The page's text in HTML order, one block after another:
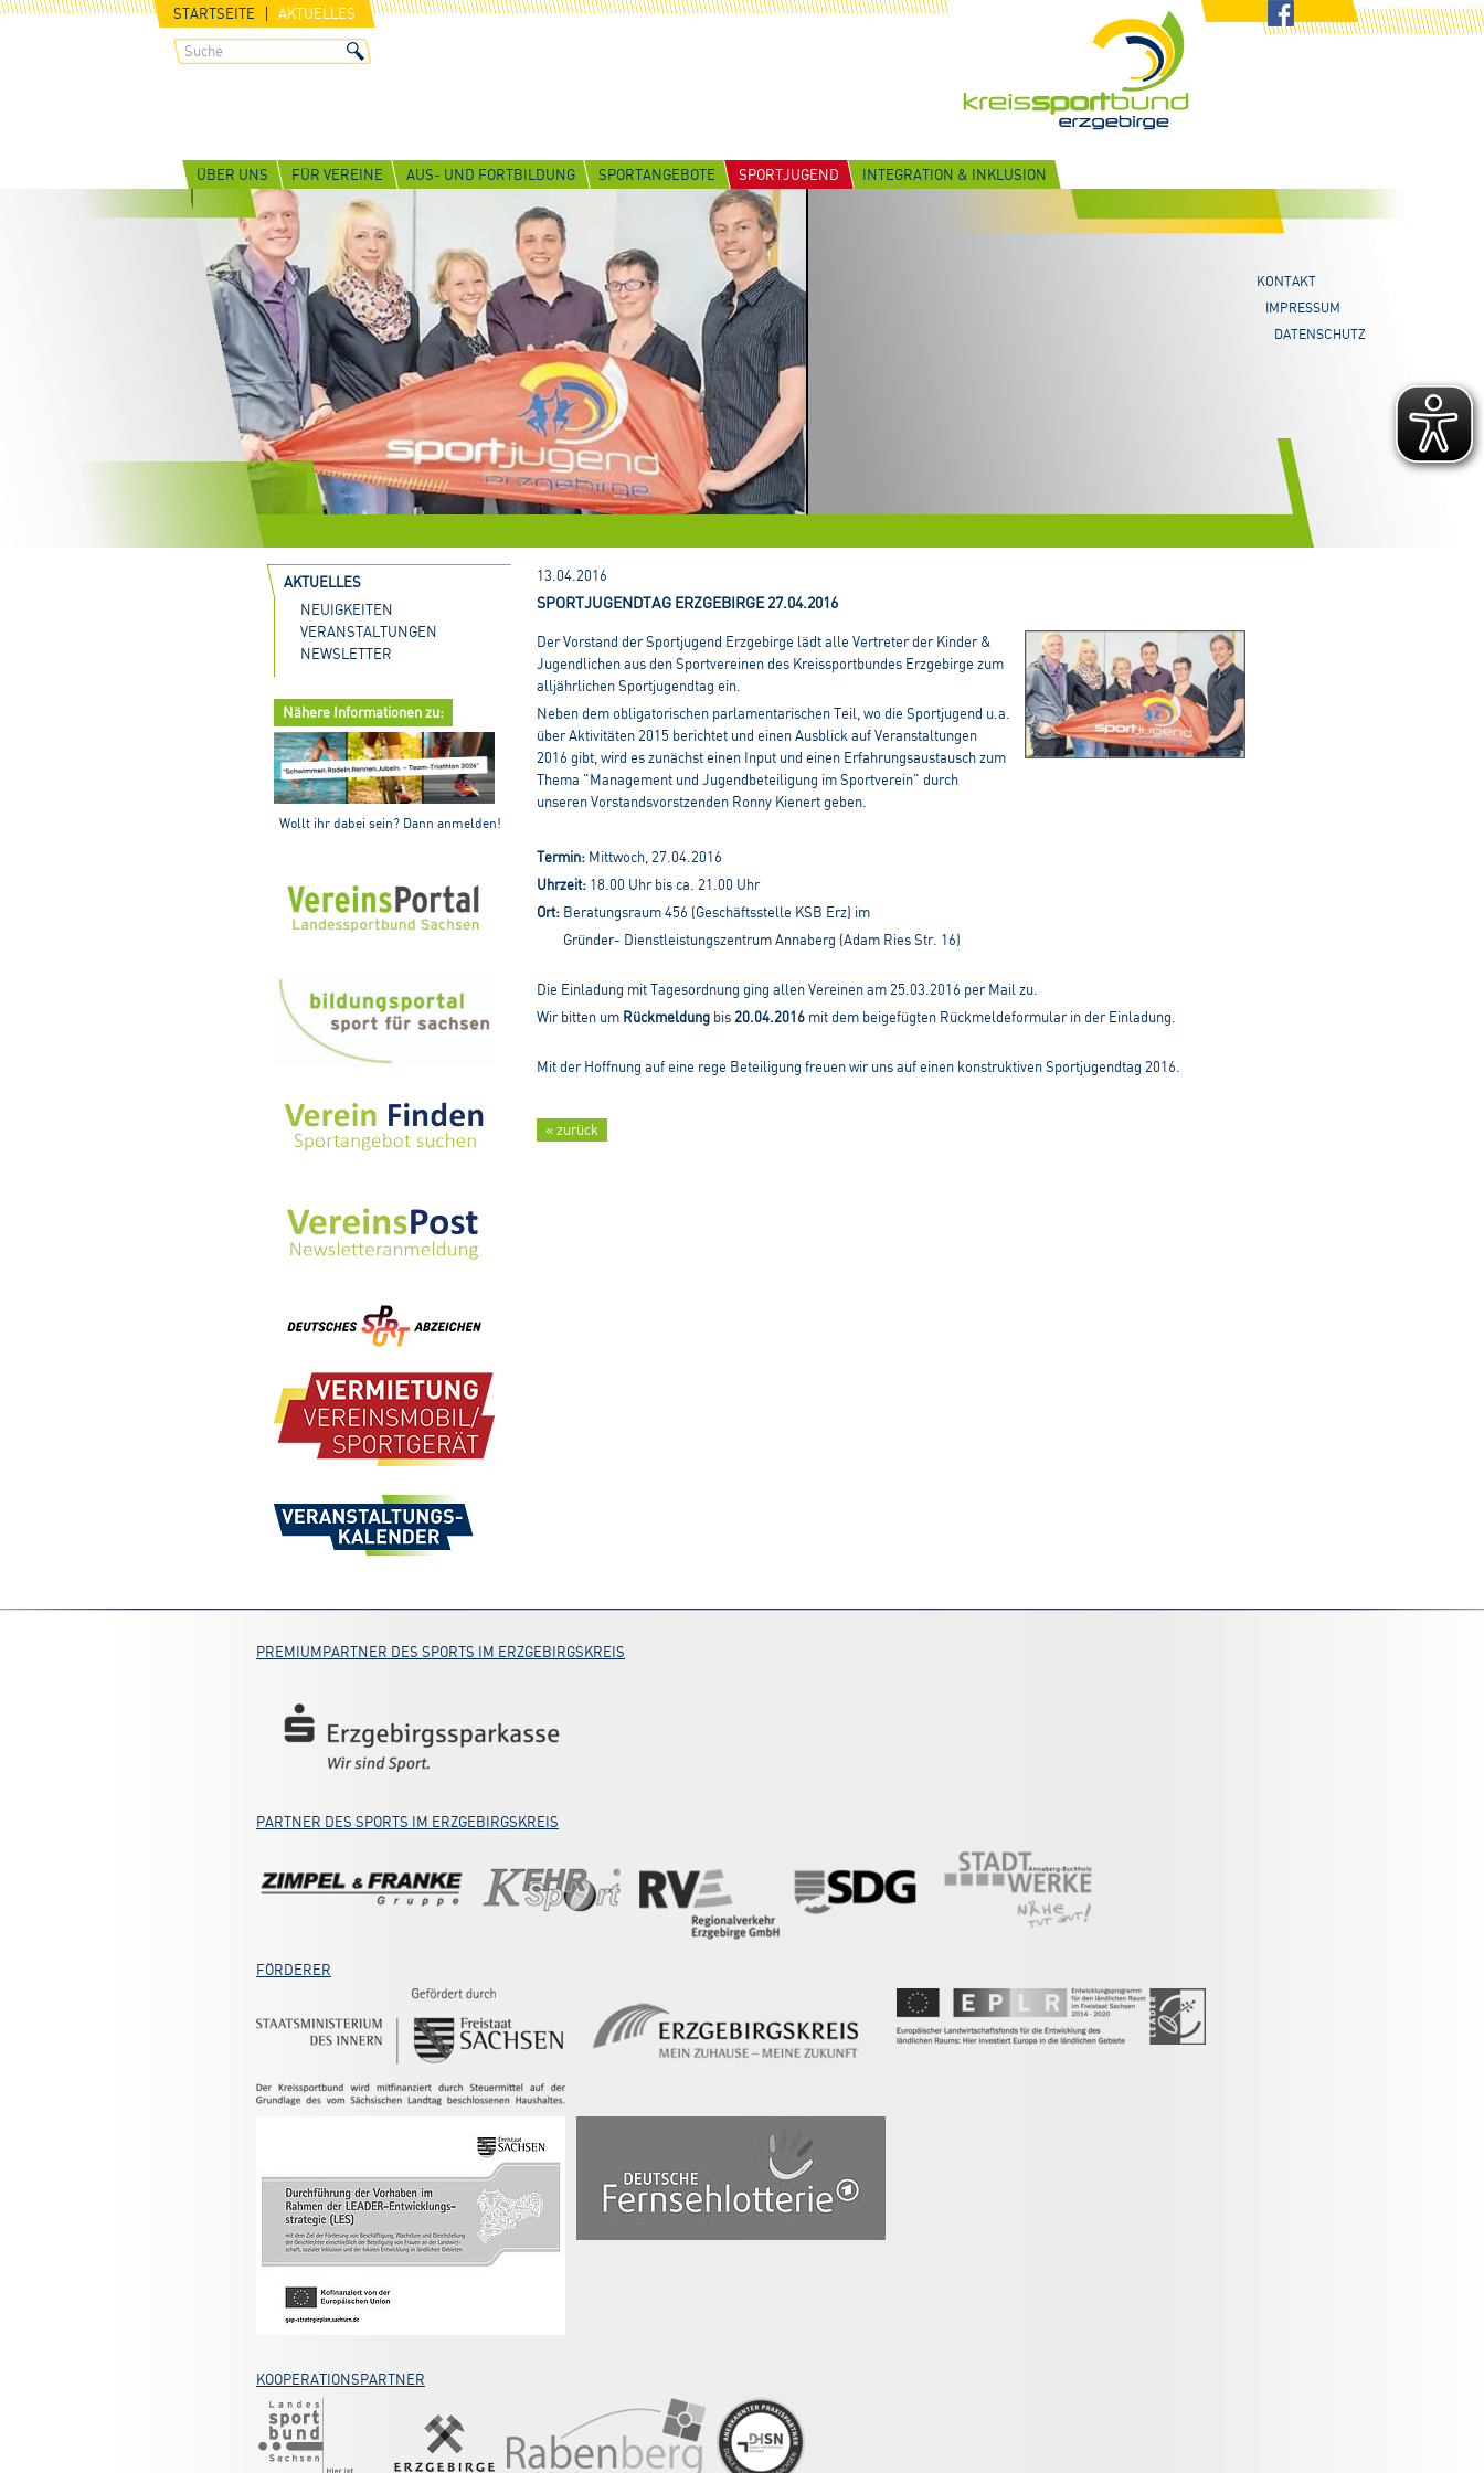
STARTSEITE AKTUELLES
KONTAKT
IMPRESSUM
DATENSCHUTZ
ÜBER UNS FÜR VEREINE AUS- UND FORTBILDUNG SPORTANGEBOTE SPORTJUGEND INTEGRATION & INKLUSION
AKTUELLES
NEUIGKEITEN
VERANSTALTUNGEN
NEWSLETTER
Nähere Informationen zu:
Wollt ihr dabei sein? Dann anmelden!
13.04.2016
SPORTJUGENDTAG ERZGEBIRGE 27.04.2016
Der Vorstand der Sportjugend Erzgebirge lädt alle Vertreter der Kinder &
Jugendlichen aus den Sportvereinen des Kreissportbundes Erzgebirge zum
alljährlichen Sportjugendtag ein.
Neben dem obligatorischen parlamentarischen Teil, wo die Sportjugend u.a.
über Aktivitäten 2015 berichtet und einen Ausblick auf Veranstaltungen
2016 gibt, wird es zunächst einen Input und einen Erfahrungsaustausch zum
Thema "Management und Jugendbeteiligung im Sportverein" durch
unseren Vorstandsvorstzenden Ronny Kienert geben.
Termin:Mittwoch, 27.04.2016
Uhrzeit:18.00 Uhr bis ca. 21.00 Uhr
Ort: Beratungsraum 456 (Geschäftsstelle KSB Erz) im
Gründer- Dienstleistungszentrum Annaberg (Adam Ries Str. 16)
Die Einladung mit Tagesordnung ging allen Vereinen am 25.03.2016 per Mail zu.
Wir bitten um Rückmeldungbis 20.04.2016mit dem beigefügten Rückmeldeformular in der Einladung.
Mit der Hoffnung auf eine rege Beteiligung freuen wir uns auf einen konstruktiven Sportjugendtag 2016.
« zurück
PREMIUMPARTNER DES SPORTS IM ERZGEBIRGSKREIS
PARTNER DES SPORTS IM ERZGEBIRGSKREIS
FÖRDERER
KOOPERATIONSPARTNER